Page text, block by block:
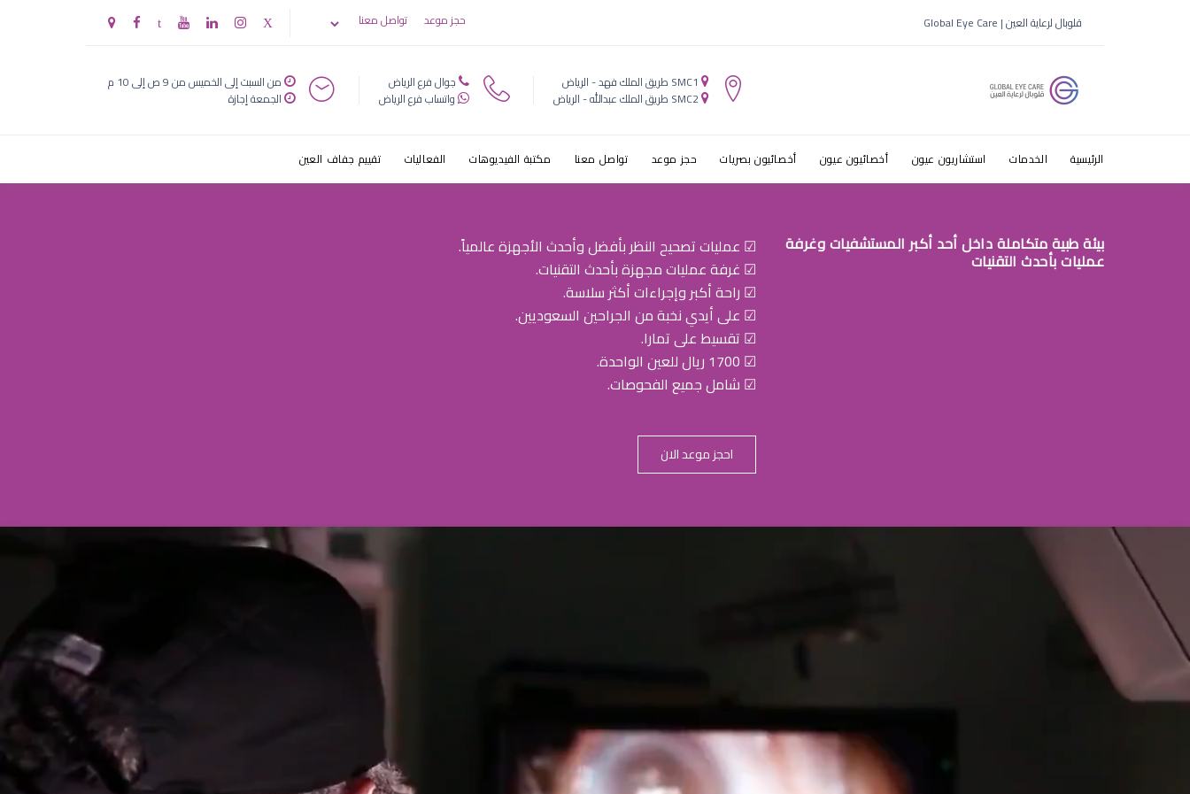
ط¹ظٹط§ط¯ط© ط¹ظٹظˆظ†ط§ظ„ط£ط·ظپط§ظ„
قلوبال لرعاية العين | Global Eye Care حجز موعد تواصل معنا
SMC1 طريق الملك فهد - الرياض
SMC2 طريق الملك عبدالله - الرياض
جوال فرع الرياض
واتساب فرع الرياض
من السبت إلى الخميس من 9 ص إلى 10 م
الجمعة إجازة
الرئيسية الخدمات استشاريون عيون أخصائيون عيون أخصائيون بصريات حجز موعد تواصل معنا مكتبة الفيديوهات الفعاليات تقييم جفاف العين
بيئة طبية متكاملة داخل أحد أكبر المستشفيات وغرفة
عمليات بأحدث التقنيات
☑ عمليات تصحيح النظر بأفضل وأحدث الأجهزة عالمياً.
☑ غرفة عمليات مجهزة بأحدث التقنيات.
☑ راحة أكبر وإجراءات أكثر سلاسة.
☑ على أيدي نخبة من الجراحين السعوديين.
☑ تقسيط على تمارا.
☑ 1700 ريال للعين الواحدة.
☑ شامل جميع الفحوصات.
احجز موعد الان